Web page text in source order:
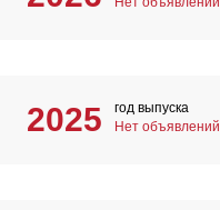
2025
год выпуска
Нет объявлений